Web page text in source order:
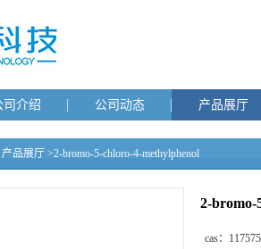
司介绍 公司动态 产品展厅
产品展厅 >2-bromo-5-chloro-4-methylphenol
2-bromo-
cas：